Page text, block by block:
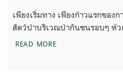
เพียงเริ่มทาง เพียงก้าวแรกของก
สัตว์ป่าบริเวณป่ากันชนรอบๆ ห้
READ MOREบันทึกเดินเท้า สำรว